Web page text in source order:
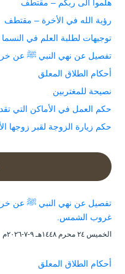
هلموا الى ربكم – مقتطف
رؤية الله في الأخرة – مقتطف
توجيهات لطلبة العلم في النسما و
تفصيل عن نهي النبي ﷺ عن
أحكام الطلاق المعلق
نصيحة للمغتربين
حكم العمل في الأماكن التي
حكم زيارة الزوجة لقبر زوجها
تفصيل عن نهي النبي ﷺ عن
غروب الشمس.
الخميس ۲٤ محرم ۱٤٤۸هـ ۹-۷-۲۰۲٦م
أحكام الطلاق المعلق